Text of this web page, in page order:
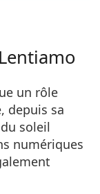
un rôle
depuis sa
soleil
numériques